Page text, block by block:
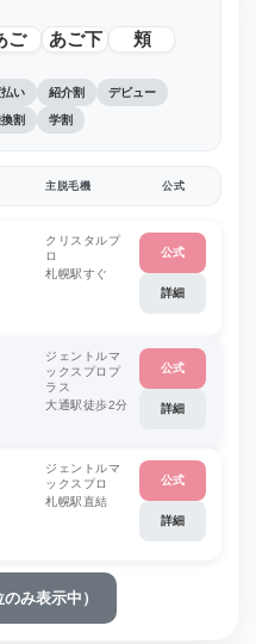
ご あご下
頬
い 紹介割 デビュー
割 学割
主脱毛機 公式
クリスタルプ
ロ
札幌駅すぐ
公式
詳細
ジェントルマ
ックスプロプ
ラス
大通駅徒歩2分
公式
詳細
ジェントルマ
ックスプロ
札幌駅直結
公式
詳細
み表示中）